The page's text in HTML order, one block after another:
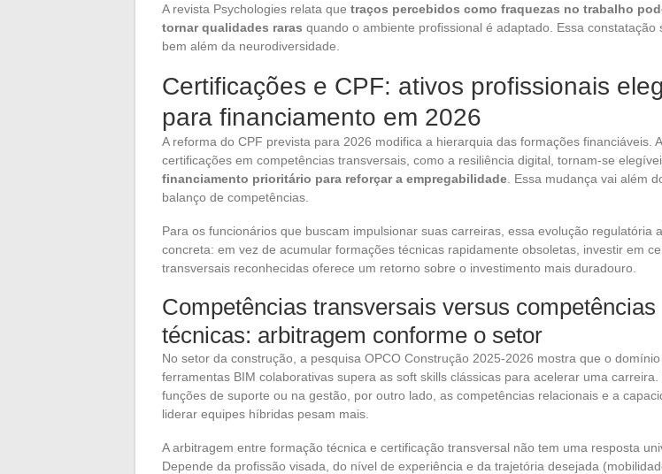
A revista Psychologies relata que traços percebidos como fraquezas no trabalho
tornar qualidades raras quando o ambiente profissional é adaptado. Essa constatação
bem além da neurodiversidade.
Certificações e CPF: ativos profissionais
para financiamento em 2026
A reforma do CPF prevista para 2026 modifica a hierarquia das formações financiáveis.
certificações em competências transversais, como a resiliência digital, tornam-se
financiamento prioritário para reforçar a empregabilidade . Essa mudança vai além
balanço de competências.
Para os funcionários que buscam impulsionar suas carreiras, essa evolução regulatória
concreta: em vez de acumular formações técnicas rapidamente obsoletas, investir em
transversais reconhecidas oferece um retorno sobre o investimento mais duradouro.
Competências transversais versus competências
técnicas: arbitragem conforme o setor
No setor da construção, a pesquisa OPCO Construção 2025-2026 mostra que o
ferramentas BIM colaborativas supera as soft skills clássicas para acelerar uma carreira.
funções de suporte ou na gestão, por outro lado, as competências relacionais e a
liderar equipes híbridas pesam mais.
A arbitragem entre formação técnica e certificação transversal não tem uma resposta
Depende da profissão visada, do nível de experiência e da trajetória desejada